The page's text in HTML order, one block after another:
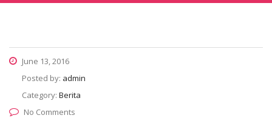
June 13, 2016
Posted by: admin
Category: Berita
No Comments